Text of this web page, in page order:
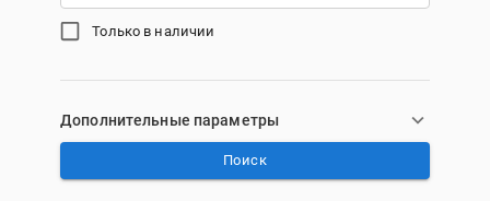
Только в наличии
Дополнительные параметры
Поиск